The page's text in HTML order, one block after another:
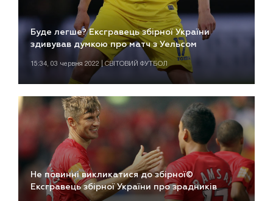
Буде легше? Ексгравець збірної України
здивував думкою про матч з Уельсом
15:34, 03 червня 2022 | СВІТОВИЙ ФУТБОЛ
Не повинні викликатися до збірної©
Ексгравець збірної України про зрадників